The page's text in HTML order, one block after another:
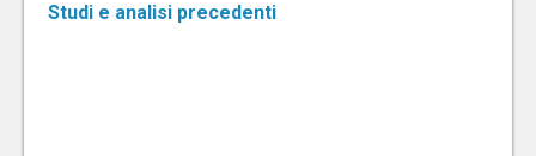
Studi e analisi precedenti